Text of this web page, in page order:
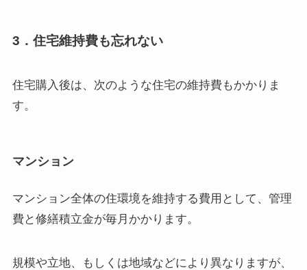
3．住宅維持費も忘れない
住宅購入後は、次のような住宅の維持費もかかりま
す。
マンション
マンション全体の住環境を維持する費用として、管理
費と修繕積立金が毎月かかります。
規模や立地、もしくは地域などにより異なりますが、